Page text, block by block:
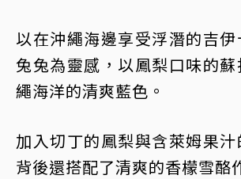
以在沖繩海邊享受浮潛的吉
兔兔為靈感，以鳳梨口味的
繩海洋的清爽藍色。
加入切丁的鳳梨與含萊姆果
背後還搭配了清爽的香檬雪酪